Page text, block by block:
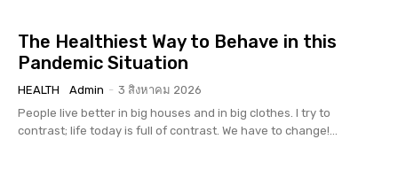
The Healthiest Way to Behave in this
Pandemic Situation
HEALTH Admin - 3 สิงหาคม 2026
People live better in big houses and in big clothes. I try to
contrast; life today is full of contrast. We have to change!...